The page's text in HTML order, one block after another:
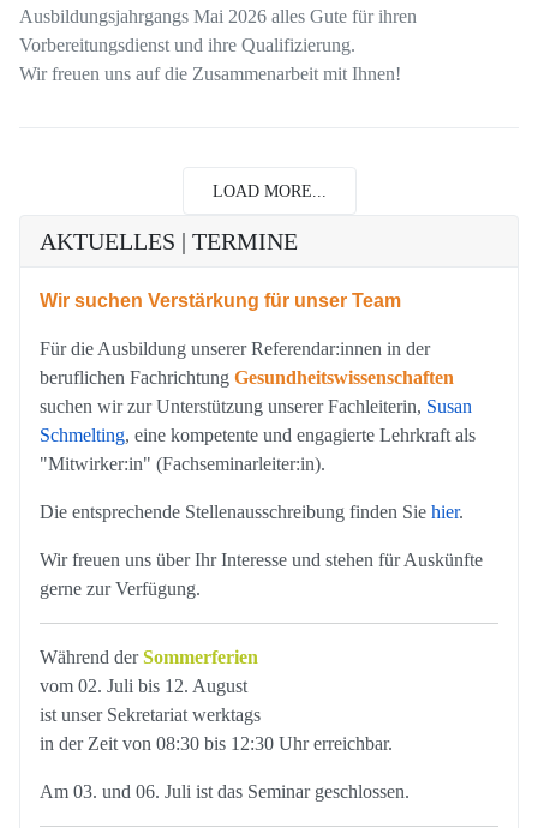
Ausbildungsjahrgangs Mai 2026 alles Gute für ihren
Vorbereitungsdienst und ihre Qualifizierung.
Wir freuen uns auf die Zusammenarbeit mit Ihnen!
LOAD MORE...
AKTUELLES | TERMINE
Wir suchen Verstärkung für unser Team
Für die Ausbildung unserer Referendar:innen in der
beruflichen Fachrichtung Gesundheitswissenschaften
suchen wir zur Unterstützung unserer Fachleiterin, Susan
Schmelting, eine kompetente und engagierte Lehrkraft als
"Mitwirker:in" (Fachseminarleiter:in).
Die entsprechende Stellenausschreibung finden Sie hier.
Wir freuen uns über Ihr Interesse und stehen für Auskünfte
gerne zur Verfügung.
Während derSommerferien
vom 02. Juli bis 12. August
ist unser Sekretariat werktags
in der Zeit von 08:30 bis 12:30 Uhr erreichbar.
Am 03. und 06. Juli ist das Seminar geschlossen.